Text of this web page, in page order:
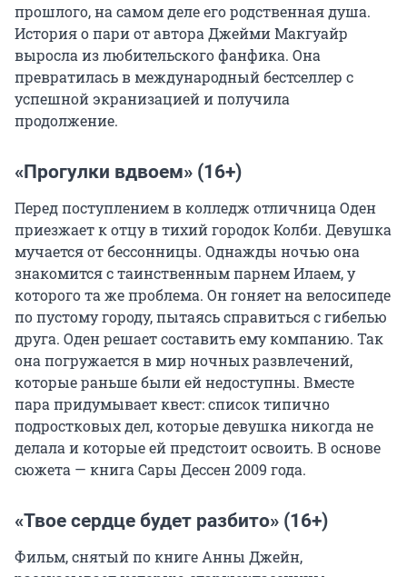
прошлого, на самом деле его родственная душа.
История о пари от автора Джейми Макгуайр
выросла из любительского фанфика. Она
превратилась в международный бестселлер с
успешной экранизацией и получила
продолжение.
«Прогулки вдвоем» (16+)
Перед поступлением в колледж отличница Оден
приезжает к отцу в тихий городок Колби. Девушка
мучается от бессонницы. Однажды ночью она
знакомится с таинственным парнем Илаем, у
которого та же проблема. Он гоняет на велосипеде
по пустому городу, пытаясь справиться с гибелью
друга. Оден решает составить ему компанию. Так
она погружается в мир ночных развлечений,
которые раньше были ей недоступны. Вместе
пара придумывает квест: список типично
подростковых дел, которые девушка никогда не
делала и которые ей предстоит освоить. В основе
сюжета — книга Сары Дессен 2009 года.
«Твое сердце будет разбито» (16+)
Фильм, снятый по книге Анны Джейн,